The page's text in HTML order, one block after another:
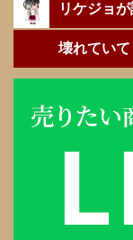
リケジョ
壊れてい